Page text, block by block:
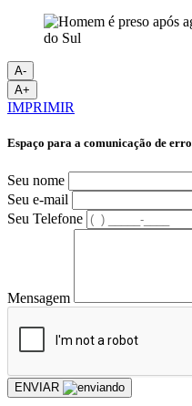
A-
A+
IMPRIMIR
Espaço para a comunicação de
Seu nome
Seu e-mail
Seu Telefone
Mensagem
ENVIAR